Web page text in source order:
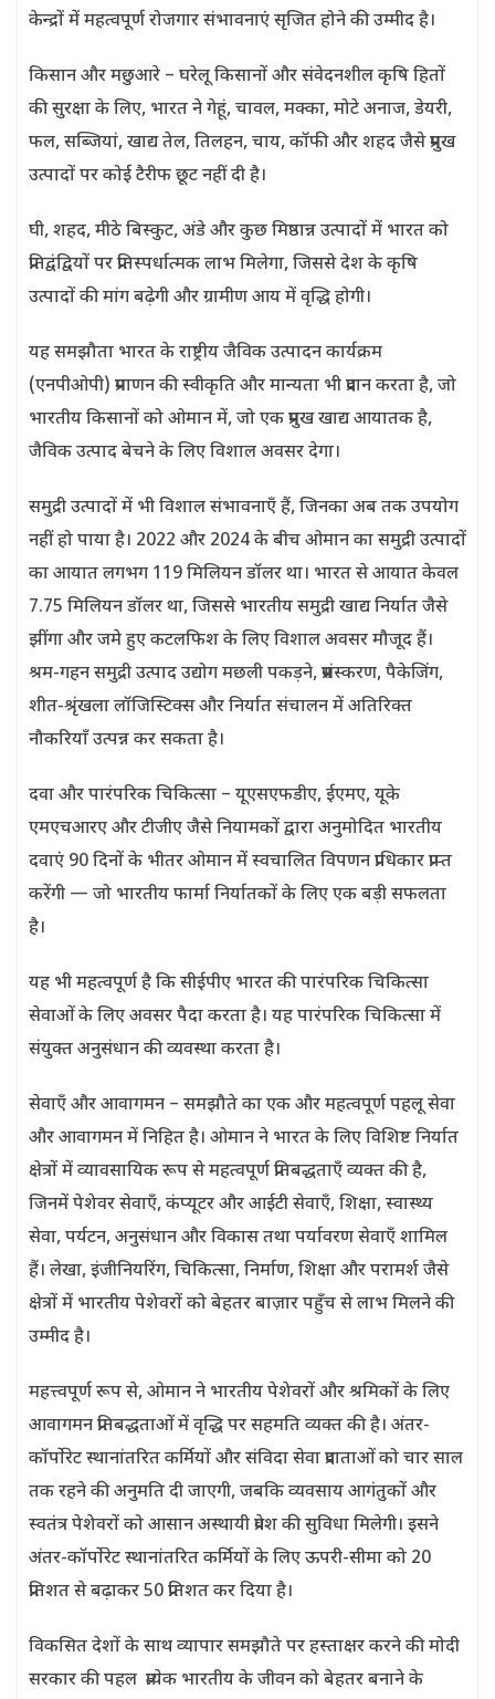
केन्द्रों में महत्वपूर्ण रोजगार संभावनाएं सृजित होने की उम्मीद है।
किसान और मछुआरे – घरेलू किसानों और संवेदनशील कृषि हितों
की सुरक्षा के लिए, भारत ने गेहूं, चावल, मक्का, मोटे अनाज, डेयरी,
फल, सब्जियां, खाद्य तेल, तिलहन, चाय, कॉफी और शहद जैसे प्रमुख
उत्पादों पर कोई टैरीफ छूट नहीं दी है।
घी, शहद, मीठे बिस्कुट, अंडे और कुछ मिष्ठान्न उत्पादों में भारत को
प्रतिद्वंद्वियों पर प्रतिस्पर्धात्मक लाभ मिलेगा, जिससे देश के कृषि
उत्पादों की मांग बढ़ेगी और ग्रामीण आय में वृद्धि होगी।
यह समझौता भारत के राष्ट्रीय जैविक उत्पादन कार्यक्रम
(एनपीओपी) प्रमाणन की स्वीकृति और मान्यता भी प्रदान करता है, जो
भारतीय किसानों को ओमान में, जो एक प्रमुख खाद्य आयातक है,
जैविक उत्पाद बेचने के लिए विशाल अवसर देगा।
समुद्री उत्पादों में भी विशाल संभावनाएँ हैं, जिनका अब तक उपयोग
नहीं हो पाया है। 2022 और 2024 के बीच ओमान का समुद्री उत्पादों
का आयात लगभग 119 मिलियन डॉलर था। भारत से आयात केवल
7.75 मिलियन डॉलर था, जिससे भारतीय समुद्री खाद्य निर्यात जैसे
झींगा और जमे हुए कटलफिश के लिए विशाल अवसर मौजूद हैं।
श्रम-गहन समुद्री उत्पाद उद्योग मछली पकड़ने, प्रसंस्करण, पैकेजिंग,
शीत-श्रृंखला लॉजिस्टिक्स और निर्यात संचालन में अतिरिक्त
नौकरियाँ उत्पन्न कर सकता है।
दवा और पारंपरिक चिकित्सा – यूएसएफडीए, ईएमए, यूके
एमएचआरए और टीजीए जैसे नियामकों द्वारा अनुमोदित भारतीय
दवाएं 90 दिनों के भीतर ओमान में स्वचालित विपणन प्राधिकार प्राप्त
करेंगी — जो भारतीय फार्मा निर्यातकों के लिए एक बड़ी सफलता
है।
यह भी महत्वपूर्ण है कि सीईपीए भारत की पारंपरिक चिकित्सा
सेवाओं के लिए अवसर पैदा करता है। यह पारंपरिक चिकित्सा में
संयुक्त अनुसंधान की व्यवस्था करता है।
सेवाएँ और आवागमन – समझौते का एक और महत्वपूर्ण पहलू सेवा
और आवागमन में निहित है। ओमान ने भारत के लिए विशिष्ट निर्यात
क्षेत्रों में व्यावसायिक रूप से महत्वपूर्ण प्रतिबद्धताएँ व्यक्त की है,
जिनमें पेशेवर सेवाएँ, कंप्यूटर और आईटी सेवाएँ, शिक्षा, स्वास्थ्य
सेवा, पर्यटन, अनुसंधान और विकास तथा पर्यावरण सेवाएँ शामिल
हैं। लेखा, इंजीनियरिंग, चिकित्सा, निर्माण, शिक्षा और परामर्श जैसे
क्षेत्रों में भारतीय पेशेवरों को बेहतर बाज़ार पहुँच से लाभ मिलने की
उम्मीद है।
महत्त्वपूर्ण रूप से, ओमान ने भारतीय पेशेवरों और श्रमिकों के लिए
आवागमन प्रतिबद्धताओं में वृद्धि पर सहमति व्यक्त की है। अंतर-
कॉर्पोरेट स्थानांतरित कर्मियों और संविदा सेवा प्रदाताओं को चार साल
तक रहने की अनुमति दी जाएगी, जबकि व्यवसाय आगंतुकों और
स्वतंत्र पेशेवरों को आसान अस्थायी प्रवेश की सुविधा मिलेगी। इसने
अंतर-कॉर्पोरेट स्थानांतरित कर्मियों के लिए ऊपरी-सीमा को 20
प्रतिशत से बढ़ाकर 50 प्रतिशत कर दिया है।
विकसित देशों के साथ व्यापार समझौते पर हस्ताक्षर करने की मोदी
सरकार की पहल प्रत्येक भारतीय के जीवन को बेहतर बनाने के